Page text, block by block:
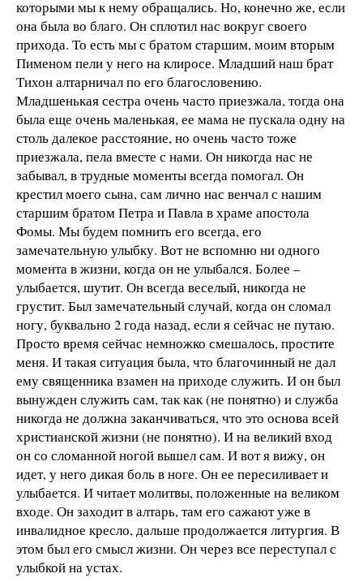
которыми мы к нему обращались. Но, конечно же, если
она была во благо. Он сплотил нас вокруг своего
прихода. То есть мы с братом старшим, моим вторым
Пименом пели у него на клиросе. Младший наш брат
Тихон алтарничал по его благословению.
Младшенькая сестра очень часто приезжала, тогда она
была еще очень маленькая, ее мама не пускала одну на
столь далекое расстояние, но очень часто тоже
приезжала, пела вместе с нами. Он никогда нас не
забывал, в трудные моменты всегда помогал. Он
крестил моего сына, сам лично нас венчал с нашим
старшим братом Петра и Павла в храме апостола
Фомы. Мы будем помнить его всегда, его
замечательную улыбку. Вот не вспомню ни одного
момента в жизни, когда он не улыбался. Более –
улыбается, шутит. Он всегда веселый, никогда не
грустит. Был замечательный случай, когда он сломал
ногу, буквально 2 года назад, если я сейчас не путаю.
Просто время сейчас немножко смешалось, простите
меня. И такая ситуация была, что благочинный не дал
ему священника взамен на приходе служить. И он был
вынужден служить сам, так как (не понятно) и служба
никогда не должна заканчиваться, что это основа всей
христианской жизни (не понятно). И на великий вход
он со сломанной ногой вышел сам. И вот я вижу, он
идет, у него дикая боль в ноге. Он ее пересиливает и
улыбается. И читает молитвы, положенные на великом
входе. Он заходит в алтарь, там его сажают уже в
инвалидное кресло, дальше продолжается литургия. В
этом был его смысл жизни. Он через все переступал с
улыбкой на устах.